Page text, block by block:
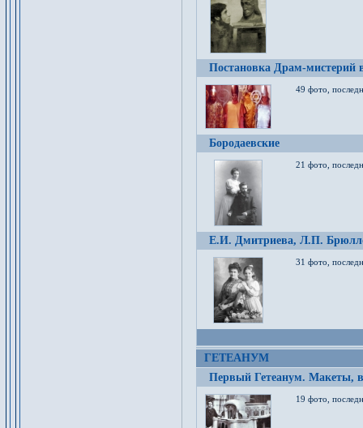
Постановка Драм-мистерий
49 фото,
Бородаевские
21 фото,
Е.И. Дмитриева, Л.П.
31 фото,
ГЕТЕАНУМ
Первый Гетеанум. Макеты,
19 фото,